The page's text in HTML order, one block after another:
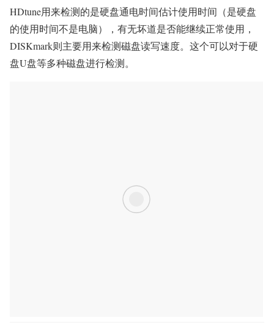
HDtune用来检测的是硬盘通电时间估计使用时间（是硬盘
的使用时间不是电脑），有无坏道是否能继续正常使用，
DISKmark则主要用来检测磁盘读写速度。这个可以对于硬
盘U盘等多种磁盘进行检测。